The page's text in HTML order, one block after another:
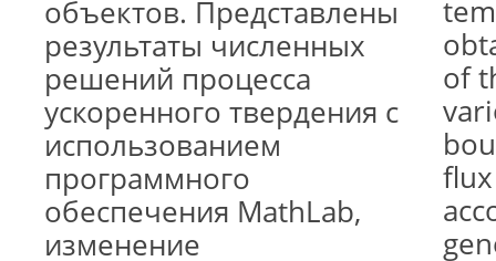
объектов. Представлены
результаты численных
решений процесса
ускоренного твердения с
использованием
программного
обеспечения MathLab,
изменение
of